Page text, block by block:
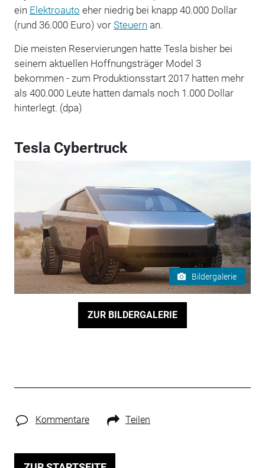
ein Elektroauto eher niedrig bei knapp 40.000 Dollar
(rund 36.000 Euro) vor Steuern an.
Die meisten Reservierungen hatte Tesla bisher bei
seinem aktuellen Hoffnungsträger Model 3
bekommen - zum Produktionsstart 2017 hatten mehr
als 400.000 Leute hatten damals noch 1.000 Dollar
hinterlegt. (dpa)
Tesla Cybertruck
Bildergalerie
ZUR BILDERGALERIE
Kommentare Teilen